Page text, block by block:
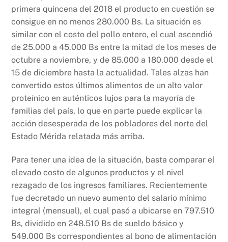
primera quincena del 2018 el producto en cuestión se
consigue en no menos 280.000 Bs. La situación es
similar con el costo del pollo entero, el cual ascendió
de 25.000 a 45.000 Bs entre la mitad de los meses de
octubre a noviembre, y de 85.000 a 180.000 desde el
15 de diciembre hasta la actualidad. Tales alzas han
convertido estos últimos alimentos de un alto valor
proteínico en auténticos lujos para la mayoría de
familias del país, lo que en parte puede explicar la
acción desesperada de los pobladores del norte del
Estado Mérida relatada más arriba.
Para tener una idea de la situación, basta comparar el
elevado costo de algunos productos y el nivel
rezagado de los ingresos familiares. Recientemente
fue decretado un nuevo aumento del salario mínimo
integral (mensual), el cual pasó a ubicarse en 797.510
Bs, dividido en 248.510 Bs de sueldo básico y
549.000 Bs correspondientes al bono de alimentación